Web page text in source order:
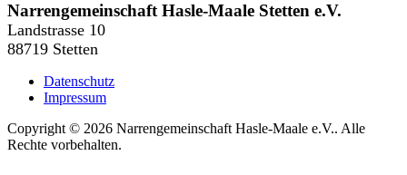
Narrengemeinschaft Hasle-Maale Stetten e.V.
Landstrasse 10
88719 Stetten
Datenschutz
Impressum
Copyright © 2026 Narrengemeinschaft Hasle-Maale e.V.. Alle
Rechte vorbehalten.